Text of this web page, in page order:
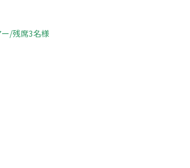
/残席3名様